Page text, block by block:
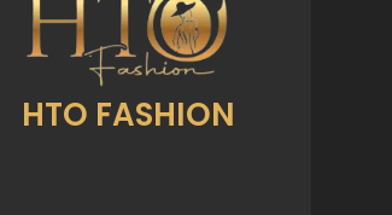
HTO FASHION